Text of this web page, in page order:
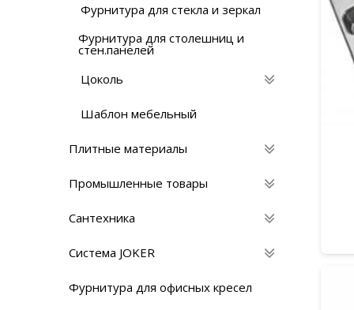
Фурнитура для стекла и зеркал
Фурнитура для столешниц и
стен.панелей
Цоколь
Шаблон мебельный
Плитные материалы
Промышленные товары
Сантехника
Система JOKER
Фурнитура для офисных кресел